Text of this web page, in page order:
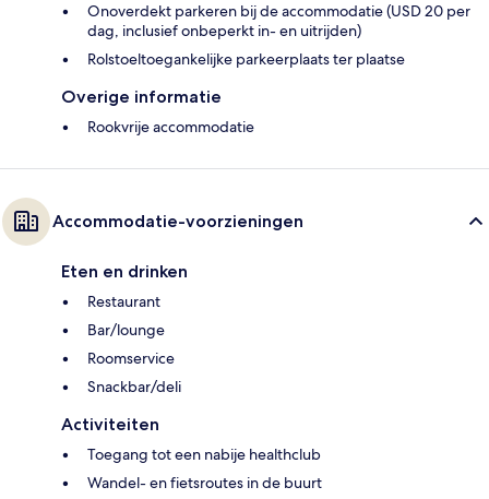
Onoverdekt parkeren bij de accommodatie (USD 20 per
dag, inclusief onbeperkt in- en uitrijden)
Rolstoeltoegankelijke parkeerplaats ter plaatse
Overige informatie
Rookvrije accommodatie
Accommodatie-voorzieningen
Eten en drinken
Restaurant
Bar/lounge
Roomservice
Snackbar/deli
Activiteiten
Toegang tot een nabije healthclub
Wandel- en fietsroutes in de buurt